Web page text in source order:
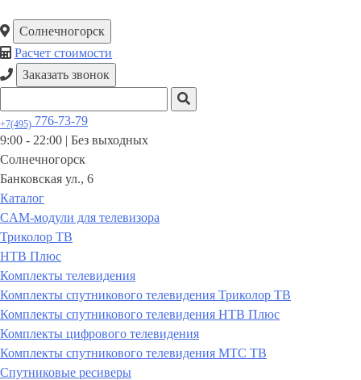
Солнечногорск
Расчет стоимости
Заказать звонок
+7(495) 776-73-79
9:00 - 22:00 | Без выходных
Солнечногорск
Банковская ул., 6
Каталог
CAM-модули для телевизора
Триколор ТВ
НТВ Плюс
Комплекты телевидения
Комплекты спутникового телевидения Триколор ТВ
Комплекты спутникового телевидения НТВ Плюс
Комплекты цифрового телевидения
Комплекты спутникового телевидения МТС ТВ
Спутниковые ресиверы